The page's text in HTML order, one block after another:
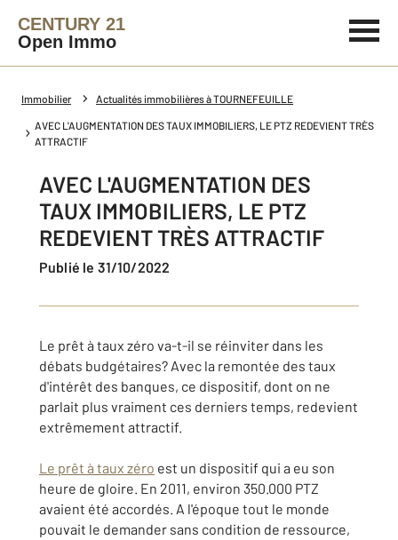
CENTURY 21
Open Immo
Immobilier Actualités immobilières à TOURNEFEUILLE
AVEC L'AUGMENTATION DES TAUX IMMOBILIERS, LE PTZ REDEVIENT TRÈS
ATTRACTIF
AVEC L'AUGMENTATION DES
TAUX IMMOBILIERS, LE PTZ
REDEVIENT TRÈS ATTRACTIF
Publié le 31/10/2022
Le prêt à taux zéro va-t-il se réinviter dans les
débats budgétaires? Avec la remontée des taux
d'intérêt des banques, ce dispositif, dont on ne
parlait plus vraiment ces derniers temps, redevient
extrêmement attractif.
Le prêt à taux zéro est un dispositif qui a eu son
heure de gloire. En 2011, environ 350.000 PTZ
avaient été accordés. A l'époque tout le monde
pouvait le demander sans condition de ressource,